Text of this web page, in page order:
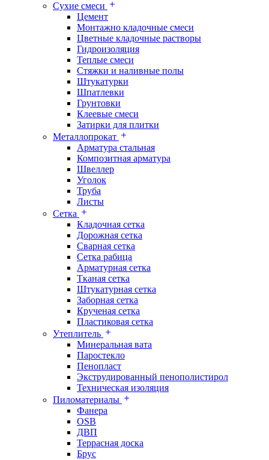
Сухие смеси
Цемент
Монтажно кладочные смеси
Цветные кладочные растворы
Гидроизоляция
Теплые смеси
Стяжки и наливные полы
Штукатурки
Шпатлевки
Грунтовки
Клеевые смеси
Затирки для плитки
Металлопрокат
Арматура стальная
Композитная арматура
Швеллер
Уголок
Труба
Листы
Сетка
Кладочная сетка
Дорожная сетка
Сварная сетка
Сетка рабица
Арматурная сетка
Тканая сетка
Штукатурная сетка
Заборная сетка
Крученая сетка
Пластиковая сетка
Утеплитель
Минеральная вата
Паростекло
Пенопласт
Экструдированный пенополистирол
Техническая изоляция
Пиломатериалы
Фанера
OSB
ДВП
Террасная доска
Брус